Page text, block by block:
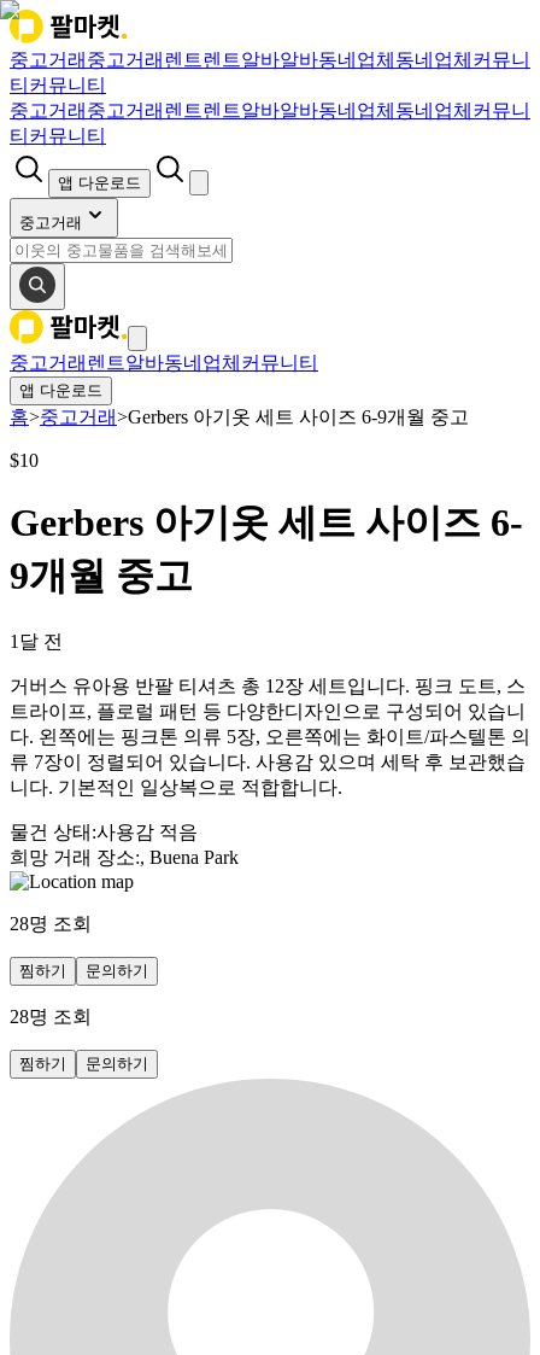
중고거래 중고거래 렌트렌트알바알바동네업체 동네업체 커뮤니
티 커뮤니티
중고거래 중고거래 렌트렌트알바알바동네업체 동네업체 커뮤니
티 커뮤니티
앱 다운로드
중고거래
중고거래 렌트알바동네업체 커뮤니티
앱 다운로드
홈>중고거래>Gerbers 아기옷 세트 사이즈 6-9개월 중고
$10
Gerbers 아기옷 세트 사이즈 6-
9개월 중고
1달 전
거버스 유아용 반팔 티셔츠 총 12장 세트입니다. 핑크 도트, 스
트라이프, 플로럴 패턴 등 다양한디자인으로 구성되어 있습니
다. 왼쪽에는 핑크톤 의류 5장, 오른쪽에는 화이트/파스텔톤 의
류 7장이 정렬되어 있습니다. 사용감 있으며 세탁 후 보관했습
니다. 기본적인 일상복으로 적합합니다.
물건 상태 :사용감 적음
희망 거래 장소:, Buena Park
28명 조회
찜하기 문의하기
28명 조회
찜하기 문의하기